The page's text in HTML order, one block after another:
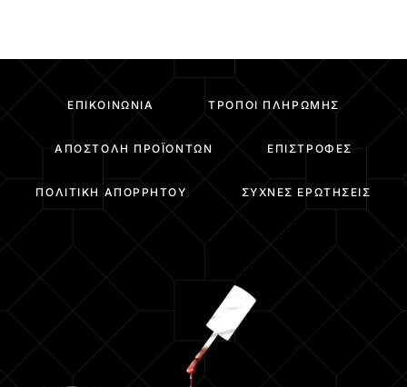
ΕΠΙΚΟΙΝΩΝΊΑ ΤΡΌΠΟΙ ΠΛΗΡΩΜΉΣ
ΑΠΟΣΤΟΛΉ ΠΡΟΪΌΝΤΩΝ ΕΠΙΣΤΡΟΦΈΣ
ΠΟΛΙΤΙΚΉ ΑΠΟΡΡΉΤΟΥ ΣΥΧΝΈΣ ΕΡΩΤΉΣΕΙΣ